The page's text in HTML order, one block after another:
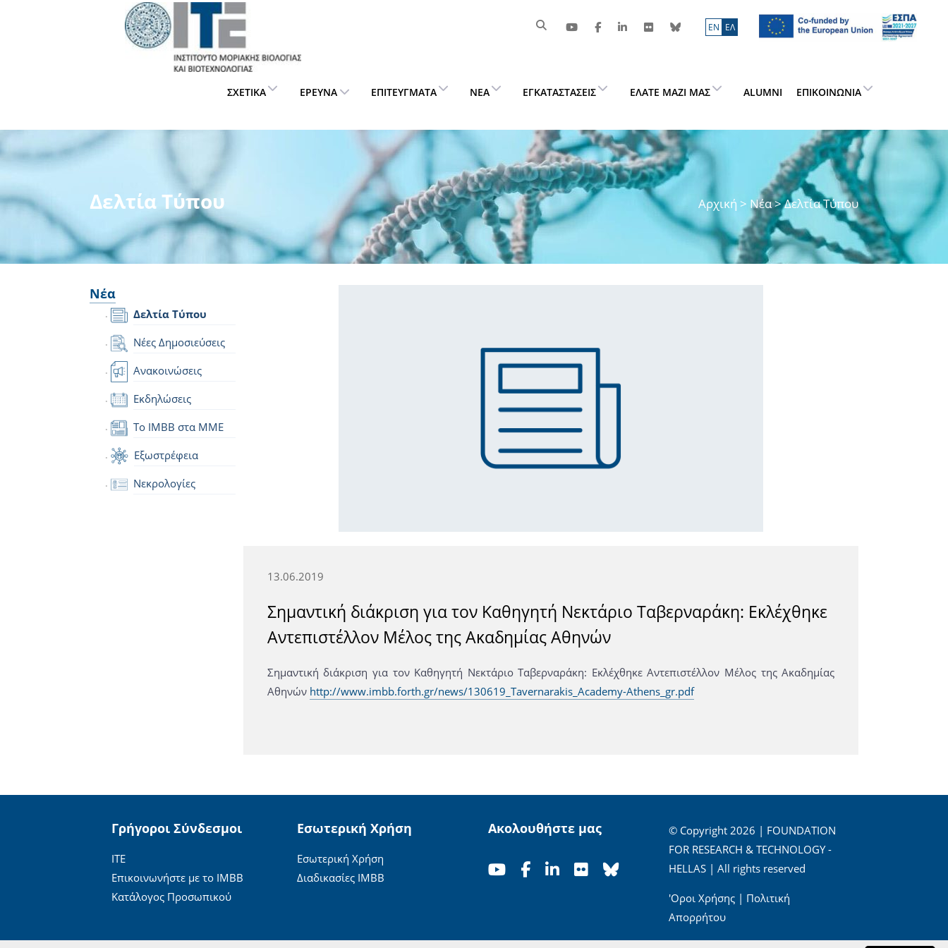
ΕN ΕΛ
ΣΧΕΤΙΚΆ ΈΡΕΥΝΑ ΕΠΙΤΕΎΓΜΑΤΑ ΝΈΑ ΕΓΚΑΤΑΣΤΆΣΕΙΣ ΕΛΆΤΕ ΜΑΖΊ ΜΑΣ ALUMNI ΕΠΙΚΟΙΝΩΝΊΑ
Δελτία Τύπου Αρχική > Νέα> Δελτία Τύπου
Νέα
Δελτία Τύπου
Νέες Δημοσιεύσεις
Ανακοινώσεις
Εκδηλώσεις
Το IMBB στα ΜΜΕ
Εξωστρέφεια
Νεκρολογίες
13.06.2019
Σημαντική διάκριση για τον Καθηγητή Νεκτάριο Ταβερναράκη: Εκλέχθηκε
Αντεπιστέλλον Μέλος της Ακαδημίας Αθηνών
Σημαντική διάκριση για τον Καθηγητή Νεκτάριο Ταβερναράκη: Εκλέχθηκε Αντεπιστέλλον Μέλος της Ακαδημίας
Αθηνών http://www.imbb.forth.gr/news/130619_Tavernarakis_Academy-Athens_gr.pdf
Γρήγοροι Σύνδεσμοι
ΙΤΕ
Επικοινωνήστε με το ΙΜΒΒ
Κατάλογος Προσωπικού
Εσωτερική Χρήση
Εσωτερική Χρήση
Διαδικασίες ΙΜΒΒ
Ακολουθήστε μας
© Copyright 2026 | FOUNDATION
FOR RESEARCH & TECHNOLOGY -
HELLAS | All rights reserved
'Οροι Χρήσης| Πολιτική
Απορρήτου